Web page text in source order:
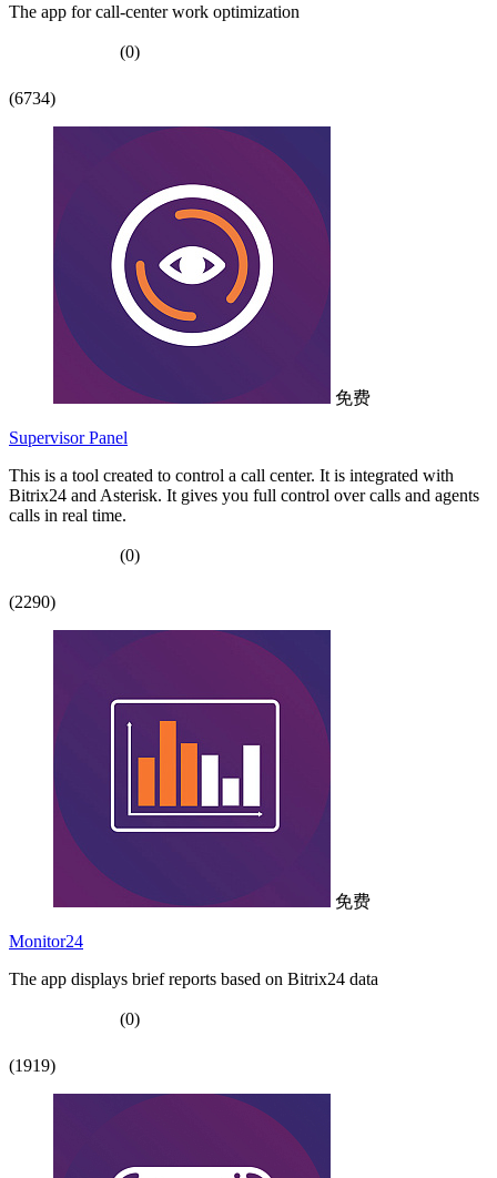
The app for call-center work optimization
(0)
(6734)
免费
Supervisor Panel
This is a tool created to control a call center. It is integrated with
Bitrix24 and Asterisk. It gives you full control over calls and agents
calls in real time.
(0)
(2290)
免费
Monitor24
The app displays brief reports based on Bitrix24 data
(0)
(1919)